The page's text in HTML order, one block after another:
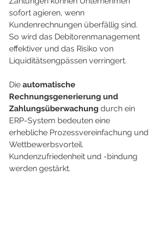
sofort agieren, wenn
Kundenrechnungen überfällig sind.
So wird das Debitorenmanagement
effektiver und das Risiko von
Liquiditätsengpässen verringert.
Die automatische
Rechnungsgenerierung und
Zahlungsüberwachung durch ein
ERP-System bedeuten eine
erhebliche Prozessvereinfachung und
Wettbewerbsvorteil.
Kundenzufriedenheit und -bindung
werden gestärkt.